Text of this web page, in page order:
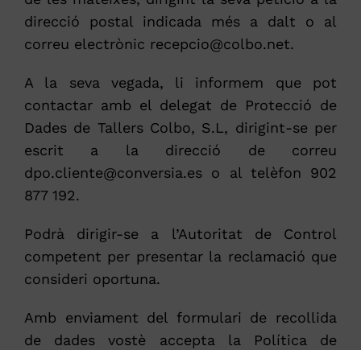
direcció postal indicada més a dalt o al
correu electrònic recepcio@colbo.net.
A la seva vegada, li informem que pot
contactar amb el delegat de Protecció de
Dades de Tallers Colbo, S.L, dirigint-se per
escrit a la direcció de correu
dpo.cliente@conversia.es o al telèfon 902
877 192.
Podrà dirigir-se a l’Autoritat de Control
competent per presentar la reclamació que
consideri oportuna.
Amb enviament del formulari de recollida
de dades vostè accepta la Política de